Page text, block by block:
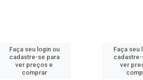
Faça seu login ou
cadastre-se para
ver preços e
comprar
Faça seu
ver